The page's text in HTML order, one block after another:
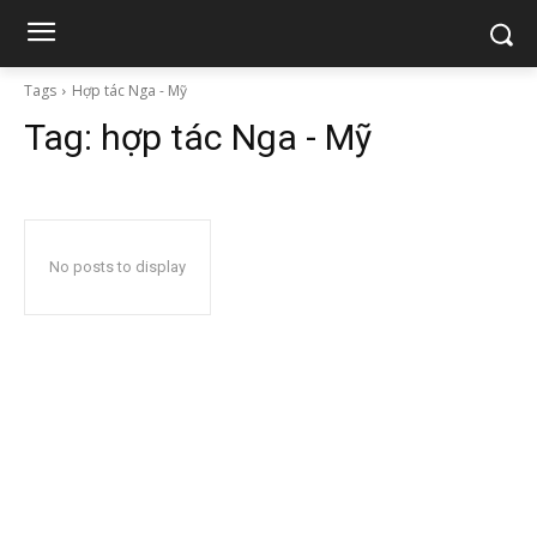
Tags Hợp tác Nga - Mỹ
Tag: hợp tác Nga - Mỹ
No posts to display